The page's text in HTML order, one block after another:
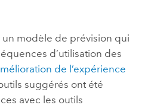
modèle de prévision qui
d’utilisation des
de l’expérience
suggérés ont été
avec les outils